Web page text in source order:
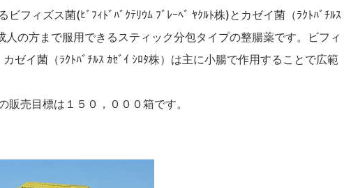
ビフィズス菌(ﾋﾞﾌｨﾄﾞﾊﾞｸﾃﾘｳﾑ ﾌﾞﾚｰﾍﾞ ﾔｸﾙﾄ株)とカゼイ菌（ﾗｸﾄﾊﾞﾁﾙｽ
の方まで服用できるスティック分包タイプの整腸薬です。ビフィ
ゼイ菌（ﾗｸﾄﾊﾞﾁﾙｽ ｶｾﾞｲ ｼﾛﾀ株）は主に小腸で作用することで広範
売目標は１５０，０００箱です。